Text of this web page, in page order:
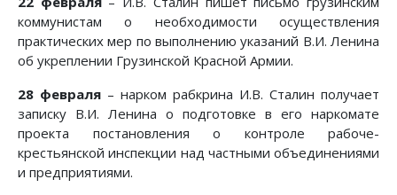
коммунистам о необходимости осуществления
практических мер по выполнению указаний В.И. Ленина
об укреплении Грузинской Красной Армии.
28 февраля – нарком рабкрина И.В. Сталин получает
записку В.И. Ленина о подготовке в его наркомате
проекта постановления о контроле рабоче-
крестьянской инспекции над частными объединениями
и предприятиями.